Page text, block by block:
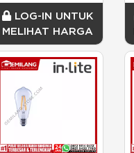
LOG-IN UNTUK
MELIHAT HARGA